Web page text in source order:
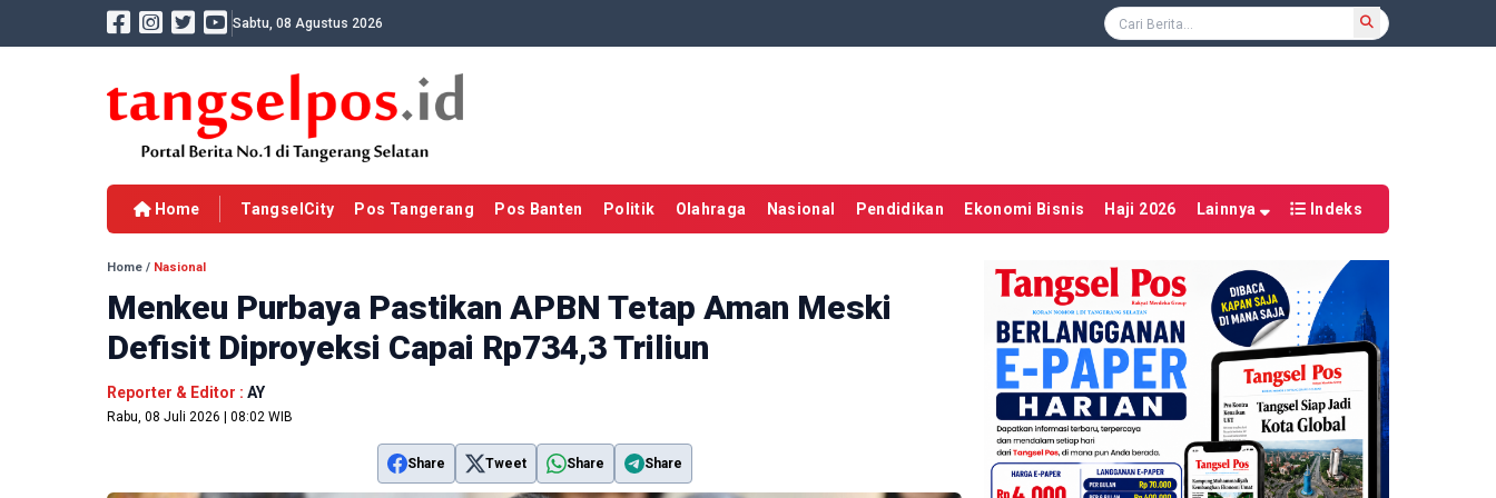
Sabtu, 08 Agustus 2026
Home TangselCity Pos Tangerang Pos Banten Politik Olahraga Nasional Pendidikan Ekonomi Bisnis Haji 2026 Lainnya Indeks
Home / Nasional
Menkeu Purbaya Pastikan APBN Tetap Aman Meski
Defisit Diproyeksi Capai Rp734,3 Triliun
Reporter & Editor : AY
Rabu, 08 Juli 2026 | 08:02 WIB
Share Tweet Share Share